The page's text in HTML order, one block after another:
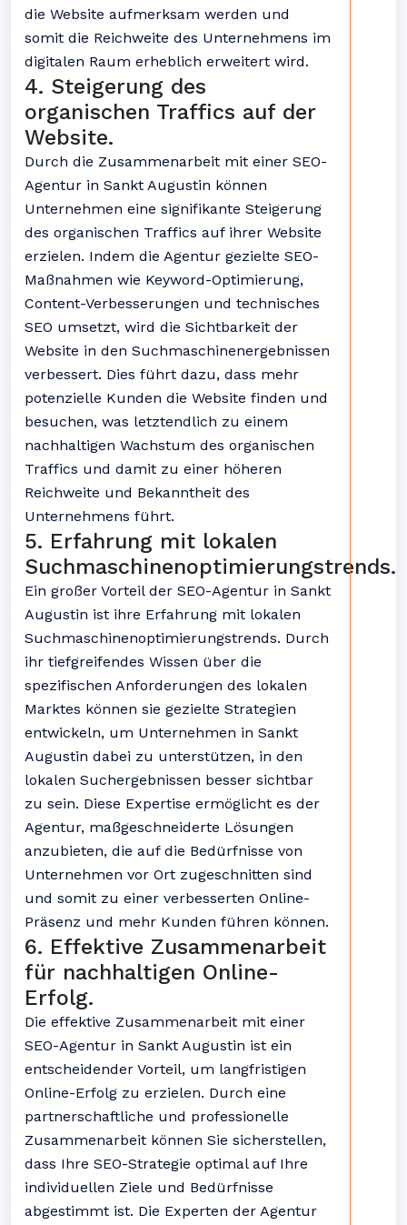
die Website aufmerksam werden und
somit die Reichweite des Unternehmens im
digitalen Raum erheblich erweitert wird.
4. Steigerung des
organischen Traffics auf der
Website.
Durch die Zusammenarbeit mit einer SEO-
Agentur in Sankt Augustin können
Unternehmen eine signifikante Steigerung
des organischen Traffics auf ihrer Website
erzielen. Indem die Agentur gezielte SEO-
Maßnahmen wie Keyword-Optimierung,
Content-Verbesserungen und technisches
SEO umsetzt, wird die Sichtbarkeit der
Website in den Suchmaschinenergebnissen
verbessert. Dies führt dazu, dass mehr
potenzielle Kunden die Website finden und
besuchen, was letztendlich zu einem
nachhaltigen Wachstum des organischen
Traffics und damit zu einer höheren
Reichweite und Bekanntheit des
Unternehmens führt.
5. Erfahrung mit lokalen
Suchmaschinenoptimierungstrends.
Ein großer Vorteil der SEO-Agentur in Sankt
Augustin ist ihre Erfahrung mit lokalen
Suchmaschinenoptimierungstrends. Durch
ihr tiefgreifendes Wissen über die
spezifischen Anforderungen des lokalen
Marktes können sie gezielte Strategien
entwickeln, um Unternehmen in Sankt
Augustin dabei zu unterstützen, in den
lokalen Suchergebnissen besser sichtbar
zu sein. Diese Expertise ermöglicht es der
Agentur, maßgeschneiderte Lösungen
anzubieten, die auf die Bedürfnisse von
Unternehmen vor Ort zugeschnitten sind
und somit zu einer verbesserten Online-
Präsenz und mehr Kunden führen können.
6. Effektive Zusammenarbeit
für nachhaltigen Online-
Erfolg.
Die effektive Zusammenarbeit mit einer
SEO-Agentur in Sankt Augustin ist ein
entscheidender Vorteil, um langfristigen
Online-Erfolg zu erzielen. Durch eine
partnerschaftliche und professionelle
Zusammenarbeit können Sie sicherstellen,
dass Ihre SEO-Strategie optimal auf Ihre
individuellen Ziele und Bedürfnisse
abgestimmt ist. Die Experten der Agentur